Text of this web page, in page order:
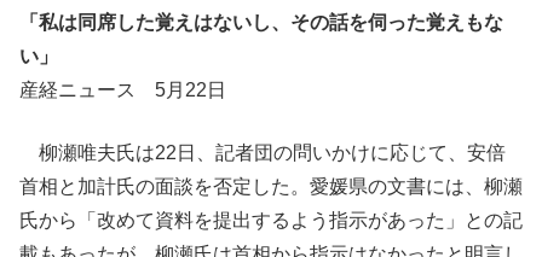
「私は同席した覚えはないし、その話を伺った覚えもな
い」
産経ニュース 5月22日
柳瀬唯夫氏は22日、記者団の問いかけに応じて、安倍
首相と加計氏の面談を否定した。愛媛県の文書には、柳瀬
氏から「改めて資料を提出するよう指示があった」との記